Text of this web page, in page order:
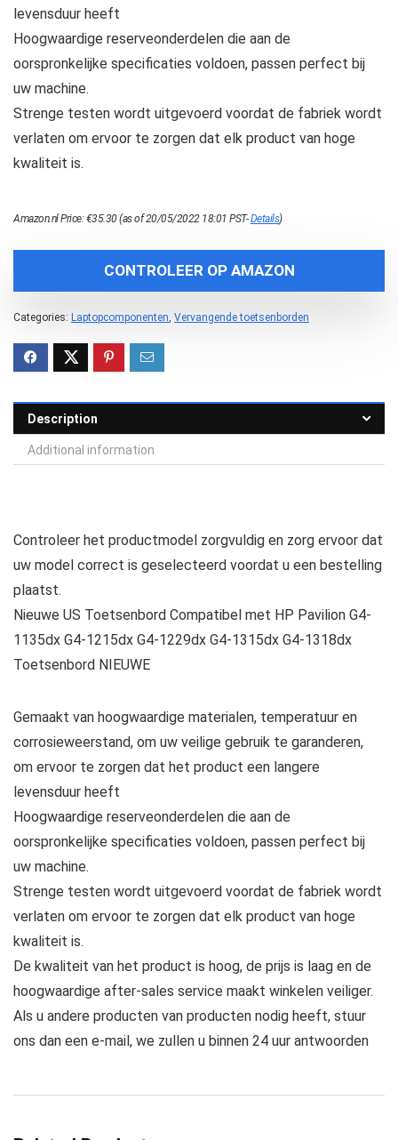
levensduur heeft
Hoogwaardige reserveonderdelen die aan de
oorspronkelijke specificaties voldoen, passen perfect bij
uw machine.
Strenge testen wordt uitgevoerd voordat de fabriek wordt
verlaten om ervoor te zorgen dat elk product van hoge
kwaliteit is.
Amazon.nl Price:€35.30(as of 20/05/2022 18:01 PST-Details)
CONTROLEER OP AMAZON
Categories: Laptopcomponenten, Vervangende toetsenborden
Description
Additional information
Controleer het productmodel zorgvuldig en zorg ervoor dat
uw model correct is geselecteerd voordat u een bestelling
plaatst.
Nieuwe US ​​Toetsenbord Compatibel met HP Pavilion G4-
1135dx G4-1215dx G4-1229dx G4-1315dx G4-1318dx
Toetsenbord NIEUWE
Gemaakt van hoogwaardige materialen, temperatuur en
corrosieweerstand, om uw veilige gebruik te garanderen,
om ervoor te zorgen dat het product een langere
levensduur heeft
Hoogwaardige reserveonderdelen die aan de
oorspronkelijke specificaties voldoen, passen perfect bij
uw machine.
Strenge testen wordt uitgevoerd voordat de fabriek wordt
verlaten om ervoor te zorgen dat elk product van hoge
kwaliteit is.
De kwaliteit van het product is hoog, de prijs is laag en de
hoogwaardige after-sales service maakt winkelen veiliger.
Als u andere producten van producten nodig heeft, stuur
ons dan een e-mail, we zullen u binnen 24 uur antwoorden